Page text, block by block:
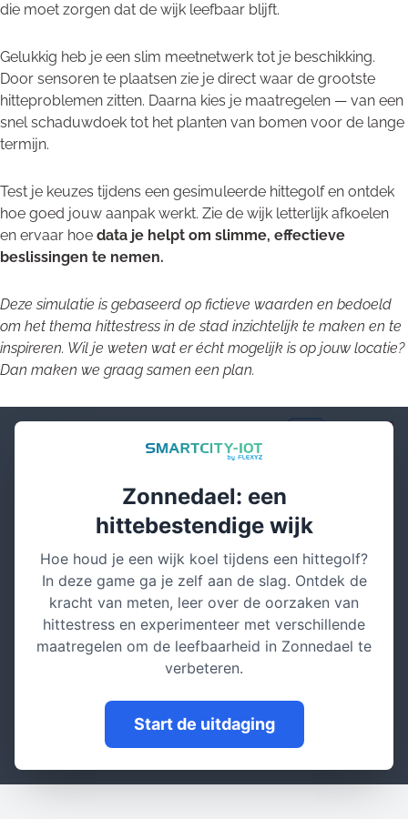
die moet zorgen dat de wijk leefbaar blijft.
Gelukkig heb je een slim meetnetwerk tot je beschikking.
Door sensoren te plaatsen zie je direct waar de grootste
hitteproblemen zitten. Daarna kies je maatregelen — van een
snel schaduwdoek tot het planten van bomen voor de lange
termijn.
Test je keuzes tijdens een gesimuleerde hittegolf en ontdek
hoe goed jouw aanpak werkt. Zie de wijk letterlijk afkoelen
en ervaar hoe data je helpt om slimme, effectieve
beslissingen te nemen.
Deze simulatie is gebaseerd op fictieve waarden en bedoeld
om het thema hittestress in de stad inzichtelijk te maken en te
inspireren. Wil je weten wat er écht mogelijk is op jouw locatie?
Dan maken we graag samen een plan.